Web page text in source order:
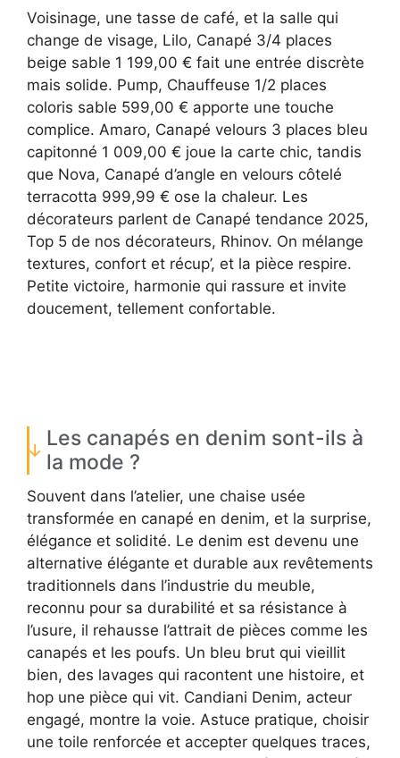
Voisinage, une tasse de café, et la salle qui
change de visage, Lilo, Canapé 3/4 places
beige sable 1 199,00 € fait une entrée discrète
mais solide. Pump, Chauffeuse 1/2 places
coloris sable 599,00 € apporte une touche
complice. Amaro, Canapé velours 3 places bleu
capitonné 1 009,00 € joue la carte chic, tandis
que Nova, Canapé d’angle en velours côtelé
terracotta 999,99 € ose la chaleur. Les
décorateurs parlent de Canapé tendance 2025,
Top 5 de nos décorateurs, Rhinov. On mélange
textures, confort et récup’, et la pièce respire.
Petite victoire, harmonie qui rassure et invite
doucement, tellement confortable.
Les canapés en denim sont-ils à
la mode ?
Souvent dans l’atelier, une chaise usée
transformée en canapé en denim, et la surprise,
élégance et solidité. Le denim est devenu une
alternative élégante et durable aux revêtements
traditionnels dans l’industrie du meuble,
reconnu pour sa durabilité et sa résistance à
l’usure, il rehausse l’attrait de pièces comme les
canapés et les poufs. Un bleu brut qui vieillit
bien, des lavages qui racontent une histoire, et
hop une pièce qui vit. Candiani Denim, acteur
engagé, montre la voie. Astuce pratique, choisir
une toile renforcée et accepter quelques traces,